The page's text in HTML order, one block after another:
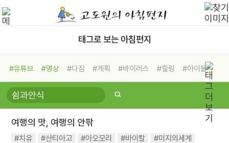
태그로 보는 아침편지
#유튜브 #명상 #다짐 #계획 #바이러스 #힐링
#아이들
#비전캠프
#독서캠프 #삶
#희망
#나눔 #친구 #링컨학교
#독서
#건강 #면역력
여행의 맛, 여행의 안팎
#치유 #산티아고 #아오모리 #바이칼
#미지의세계